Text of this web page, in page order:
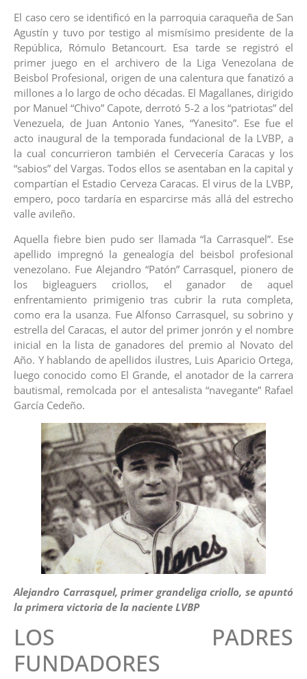
El caso cero se identificó en la parroquia caraqueña de San
Agustín y tuvo por testigo al mismísimo presidente de la
República, Rómulo Betancourt. Esa tarde se registró el
primer juego en el archivero de la Liga Venezolana de
Beisbol Profesional, origen de una calentura que fanatizó a
millones a lo largo de ocho décadas. El Magallanes, dirigido
por Manuel “Chivo” Capote, derrotó 5-2 a los “patriotas” del
Venezuela, de Juan Antonio Yanes, “Yanesito”. Ese fue el
acto inaugural de la temporada fundacional de la LVBP, a
la cual concurrieron también el Cervecería Caracas y los
“sabios” del Vargas. Todos ellos se asentaban en la capital y
compartían el Estadio Cerveza Caracas. El virus de la LVBP,
empero, poco tardaría en esparcirse más allá del estrecho
valle avileño.
Aquella fiebre bien pudo ser llamada “la Carrasquel”. Ese
apellido impregnó la genealogía del beisbol profesional
venezolano. Fue Alejandro “Patón” Carrasquel, pionero de
los bigleaguers criollos, el ganador de aquel
enfrentamiento primigenio tras cubrir la ruta completa,
como era la usanza. Fue Alfonso Carrasquel, su sobrino y
estrella del Caracas, el autor del primer jonrón y el nombre
inicial en la lista de ganadores del premio al Novato del
Año. Y hablando de apellidos ilustres, Luis Aparicio Ortega,
luego conocido como El Grande, el anotador de la carrera
bautismal, remolcada por el antesalista “navegante” Rafael
García Cedeño.
Alejandro Carrasquel, primer grandeliga criollo, se apuntó
la primera victoria de la naciente LVBP
LOS PADRES
FUNDADORES